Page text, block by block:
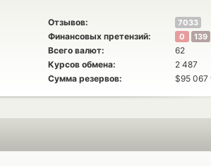
Отзывов: 7033
Финансовых претензий: 0 139
Всего валют:
62
Курсов обмена:
2 487
Сумма резервов: $95 067